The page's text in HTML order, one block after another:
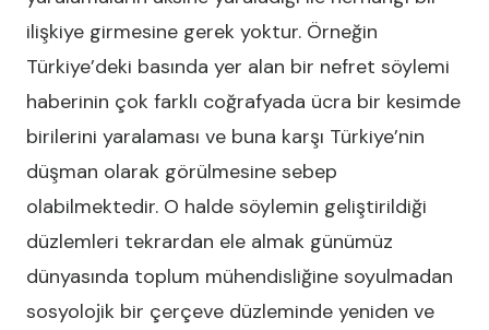
ilişkiye girmesine gerek yoktur. Örneğin
Türkiye’deki basında yer alan bir nefret söylemi
haberinin çok farklı coğrafyada ücra bir kesimde
birilerini yaralaması ve buna karşı Türkiye’nin
düşman olarak görülmesine sebep
olabilmektedir. O halde söylemin geliştirildiği
düzlemleri tekrardan ele almak günümüz
dünyasında toplum mühendisliğine soyulmadan
sosyolojik bir çerçeve düzleminde yeniden ve